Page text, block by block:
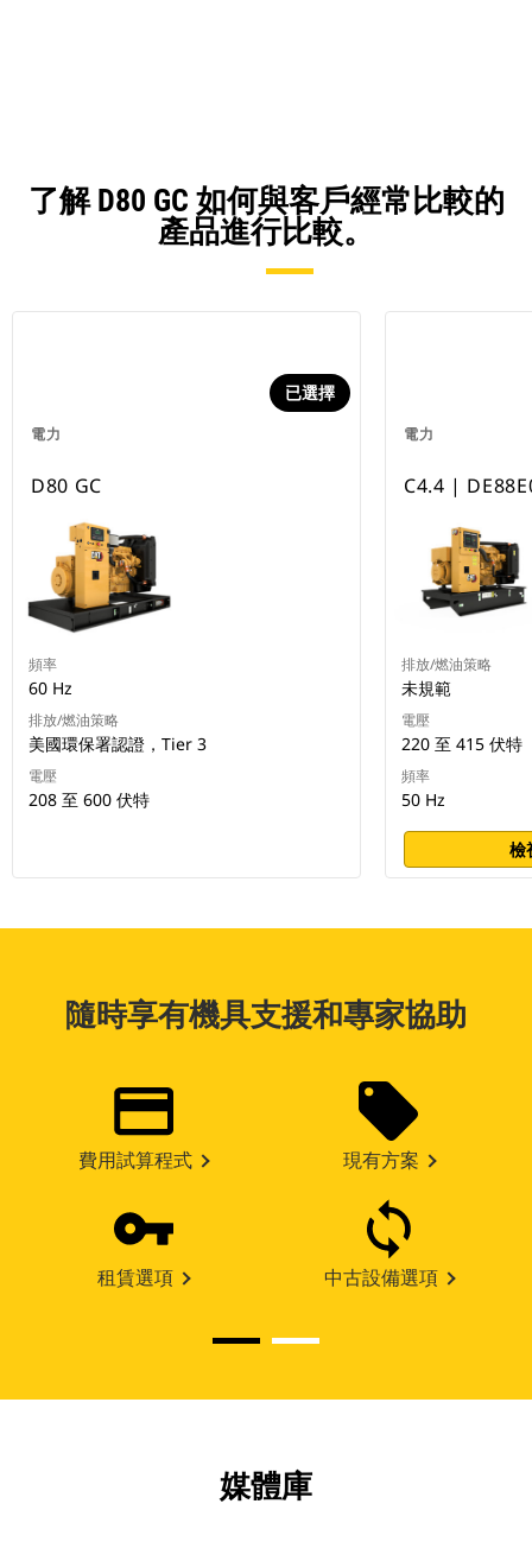
了解 D80 GC 如何與客戶經常比較的
產品進行比較。
電力
已選擇
D80 GC
頻率
60 Hz
排放/燃油策略
美國環保署認證，Tier 3
電壓
208 至 600 伏特
電力
C4.4 |
排放/燃油策略
未規範
電壓
220 至 415 伏特
頻率
50 Hz
檢
隨時享有機具支援和專家協助
費用試算程式 現有方案
租賃選項 中古設備選項
媒體庫